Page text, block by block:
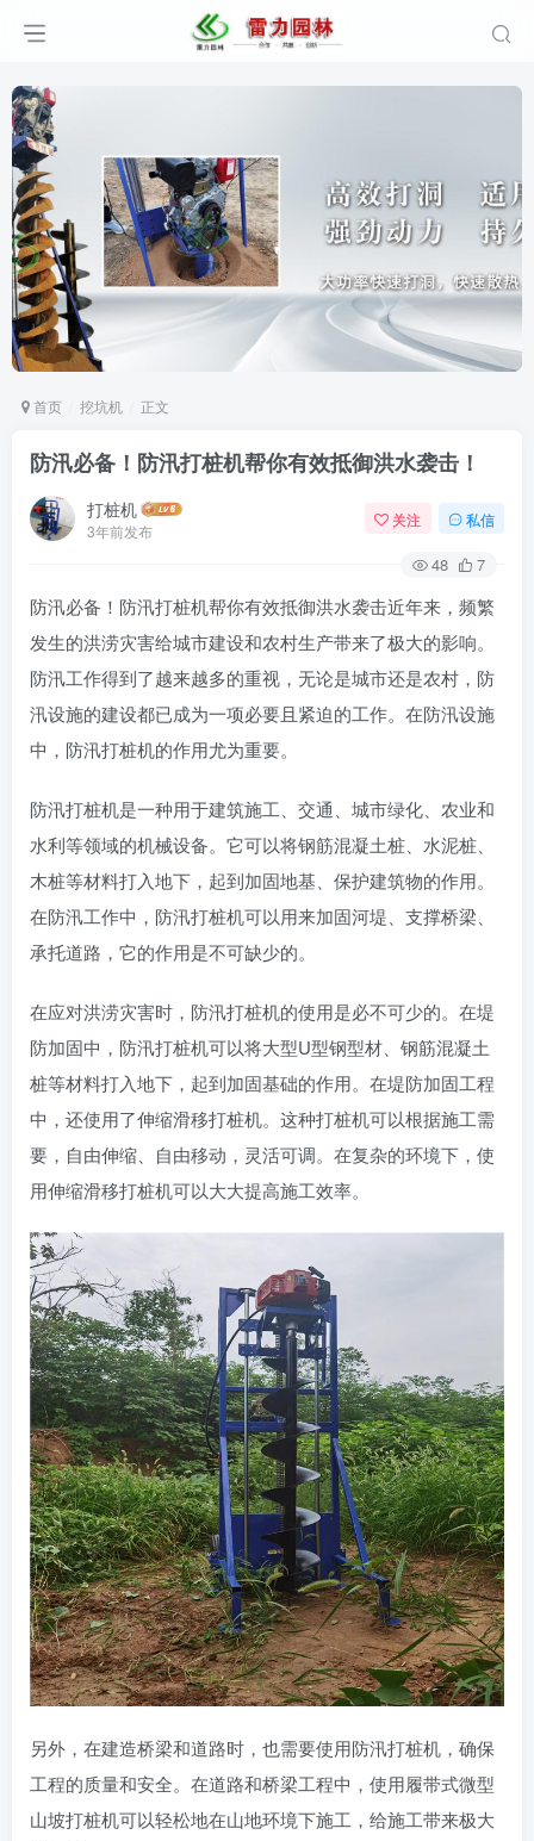
首页 挖坑机 正文
防汛必备！防汛打桩机帮你有效抵御洪水袭击！
打桩机
3年前发布
关注 私信
48 7
防汛必备！防汛打桩机帮你有效抵御洪水袭击近年来，频繁
发生的洪涝灾害给城市建设和农村生产带来了极大的影响。
防汛工作得到了越来越多的重视，无论是城市还是农村，防
汛设施的建设都已成为一项必要且紧迫的工作。在防汛设施
中，防汛打桩机的作用尤为重要。
防汛打桩机是一种用于建筑施工、交通、城市绿化、农业和
水利等领域的机械设备。它可以将钢筋混凝土桩、水泥桩、
木桩等材料打入地下，起到加固地基、保护建筑物的作用。
在防汛工作中，防汛打桩机可以用来加固河堤、支撑桥梁、
承托道路，它的作用是不可缺少的。
在应对洪涝灾害时，防汛打桩机的使用是必不可少的。在堤
防加固中，防汛打桩机可以将大型U型钢型材、钢筋混凝土
桩等材料打入地下，起到加固基础的作用。在堤防加固工程
中，还使用了伸缩滑移打桩机。这种打桩机可以根据施工需
要，自由伸缩、自由移动，灵活可调。在复杂的环境下，使
用伸缩滑移打桩机可以大大提高施工效率。
另外，在建造桥梁和道路时，也需要使用防汛打桩机，确保
工程的质量和安全。在道路和桥梁工程中，使用履带式微型
山坡打桩机可以轻松地在山地环境下施工，给施工带来极大